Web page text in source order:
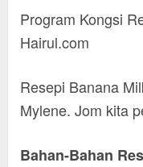
Program Kongsi
Hairul.com
Resepi Banana
Mylene. Jom kita
Bahan-Bahan